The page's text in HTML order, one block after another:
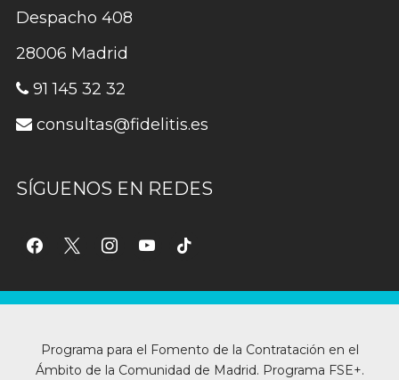
Despacho 408
28006 Madrid
91 145 32 32
consultas@fidelitis.es
SÍGUENOS EN REDES
facebook
x instagramyoutubetiktok
Programa para el Fomento de la Contratación en el
Ámbito de la Comunidad de Madrid. Programa FSE+.